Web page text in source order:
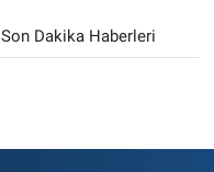
Son Dakika Haberleri